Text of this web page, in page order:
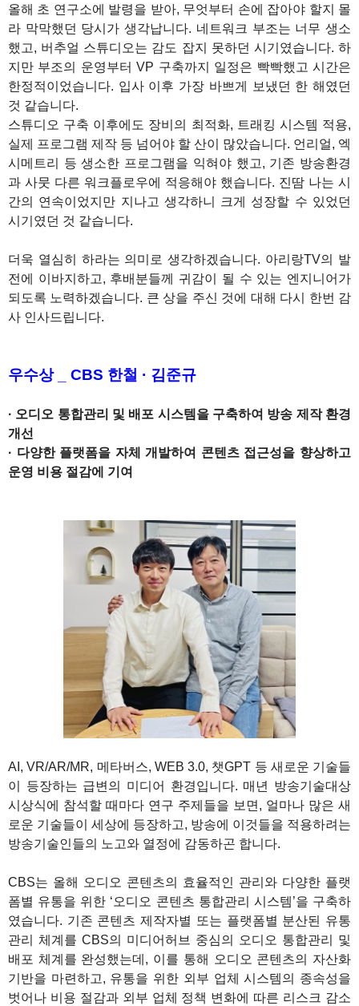
올해 초 연구소에 발령을 받아, 무엇부터 손에 잡아야 할지 몰
라 막막했던 당시가 생각납니다. 네트워크 부조는 너무 생소
했고, 버추얼 스튜디오는 감도 잡지 못하던 시기였습니다. 하
지만 부조의 운영부터 VP 구축까지 일정은 빡빡했고 시간은
한정적이었습니다. 입사 이후 가장 바쁘게 보냈던 한 해였던
것 같습니다.
스튜디오 구축 이후에도 장비의 최적화, 트래킹 시스템 적용,
실제 프로그램 제작 등 넘어야 할 산이 많았습니다. 언리얼, 엑
시메트리 등 생소한 프로그램을 익혀야 했고, 기존 방송환경
과 사뭇 다른 워크플로우에 적응해야 했습니다. 진땀 나는 시
간의 연속이었지만 지나고 생각하니 크게 성장할 수 있었던
시기였던 것 같습니다.
더욱 열심히 하라는 의미로 생각하겠습니다. 아리랑TV의 발
전에 이바지하고, 후배분들께 귀감이 될 수 있는 엔지니어가
되도록 노력하겠습니다. 큰 상을 주신 것에 대해 다시 한번 감
사 인사드립니다.
우수상 _ CBS 한철 · 김준규
· 오디오 통합관리 및 배포 시스템을 구축하여 방송 제작 환경
개선
· 다양한 플랫폼을 자체 개발하여 콘텐츠 접근성을 향상하고
운영 비용 절감에 기여
AI, VR/AR/MR, 메타버스, WEB 3.0, 챗GPT 등 새로운 기술들
이 등장하는 급변의 미디어 환경입니다. 매년 방송기술대상
시상식에 참석할 때마다 연구 주제들을 보면, 얼마나 많은 새
로운 기술들이 세상에 등장하고, 방송에 이것들을 적용하려는
방송기술인들의 노고와 열정에 감동하곤 합니다.
CBS는 올해 오디오 콘텐츠의 효율적인 관리와 다양한 플랫
폼별 유통을 위한 ‘오디오 콘텐츠 통합관리 시스템’을 구축하
였습니다. 기존 콘텐츠 제작자별 또는 플랫폼별 분산된 유통
관리 체계를 CBS의 미디어허브 중심의 오디오 통합관리 및
배포 체계를 완성했는데, 이를 통해 오디오 콘텐츠의 자산화
기반을 마련하고, 유통을 위한 외부 업체 시스템의 종속성을
벗어나 비용 절감과 외부 업체 정책 변화에 따른 리스크 감소